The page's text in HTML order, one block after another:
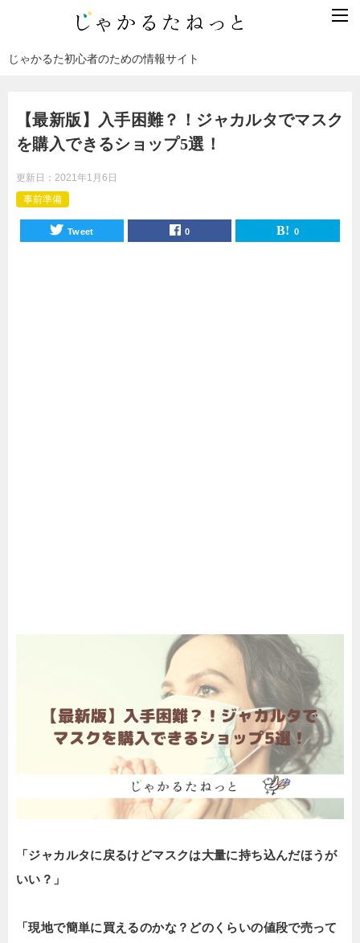
じゃかるた初心者のための情報サイト
【最新版】入手困難？！ジャカルタでマスク
を購入できるショップ5選！
更新日： 2021年1月6日
事前準備
Tweet 0 0
「ジャカルタに戻るけどマスクは大量に持ち込んだほうが
いい？」
「現地で簡単に買えるのかな？どのくらいの値段で売って